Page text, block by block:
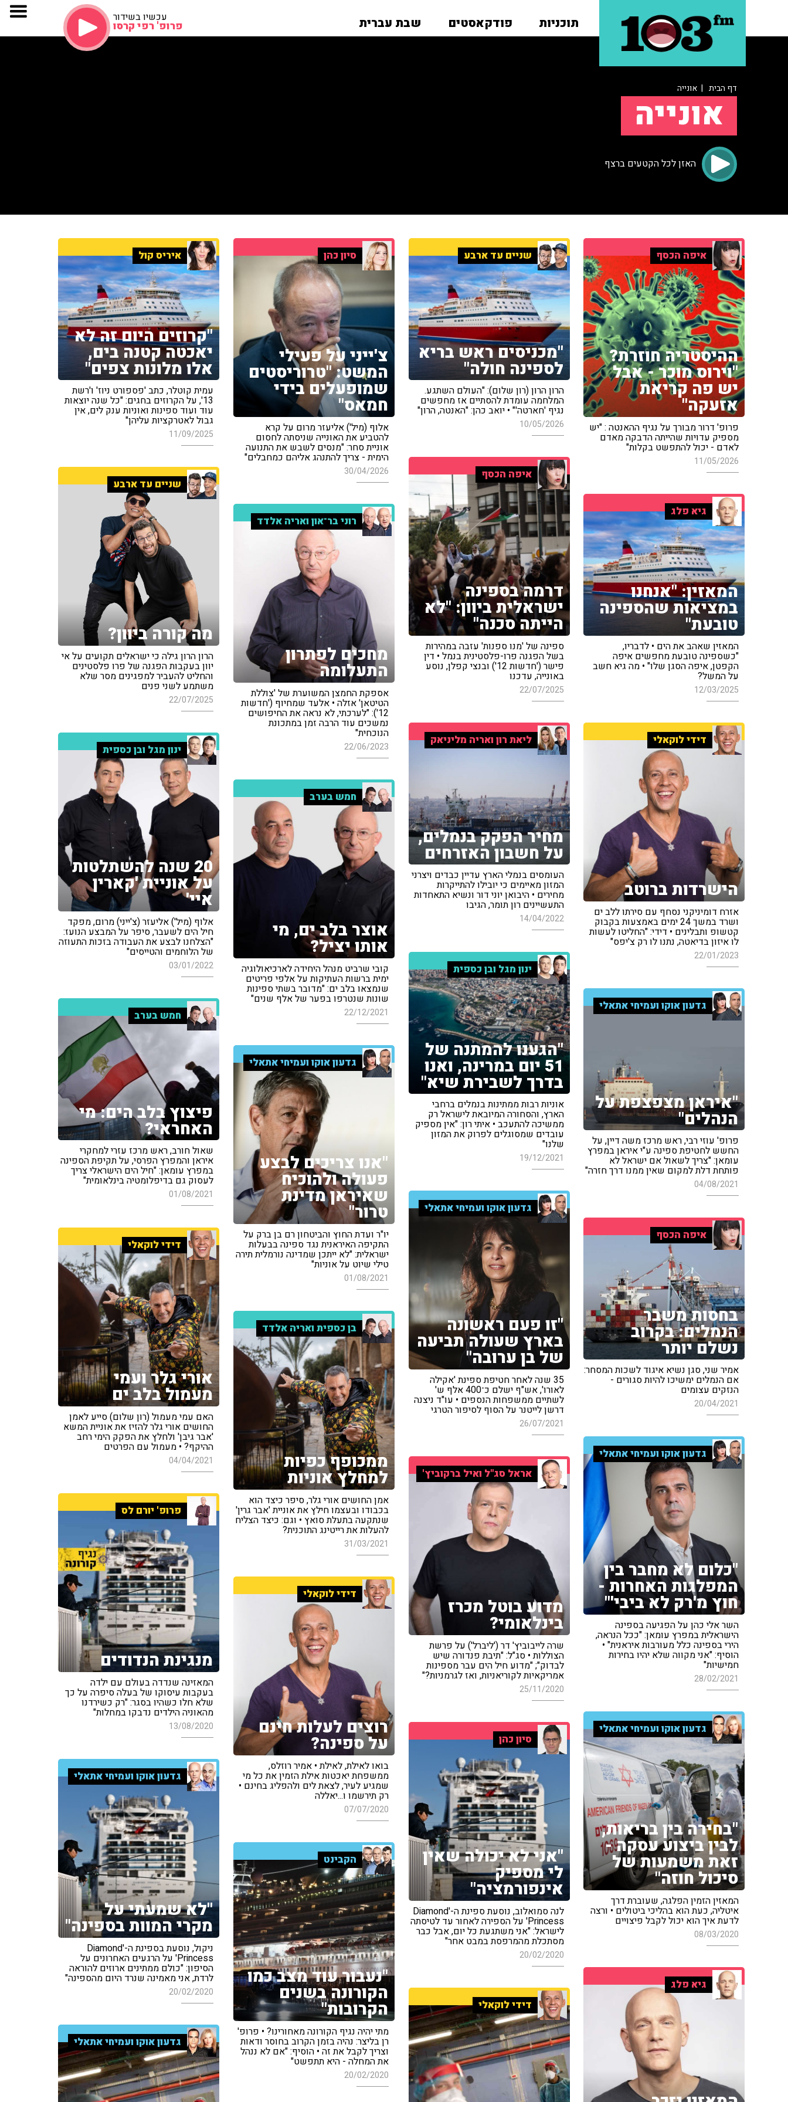
תוכניות פודקאסטים שבת עברית עכשיו בשידור
פרופ' רפי קרסו
דף הבית | אונייה
אונייה
האזן לכל הקטעים ברצף
איפה הכסף
ההיסטריה חוזרת?
"וירוס מוכר - אבל
יש פה קריאת
אזעקה"
פרופ' דרור מבורך על נגיף ההאנטה : "יש
מספיק עדויות שהייתה הדבקה מאדם
לאדם - יכול להתפשט בקלות"
11/05/2026
שניים עד ארבע
"מכניסים ראש בריא
לספינה חולה"
הרון הרון (רון שלום): "העולם השתגע.
המלחמה עומדת להסתיים אז מחפשים
נגיף 'חארטה'" • יואב כהן: "האנטה, הרון"
10/05/2026
סיון כהן
צ'ייני על פעילי
המשט: "טרוריסטים
שמופעלים בידי
חמאס"
אלוף (מיל') אליעזר מרום על קרא
להטביע את האונייה שניסתה לחסום
אוניית סחר: "מנסים לשבש את התנועה
הימית - צריך להתנהג אליהם כמחבלים"
30/04/2026
איריס קול
"קרוזים היום זה לא
יאכטה קטנה בים,
אלו מלונות צפים"
עמית קוטלר, כתב 'פספורט ניוז' ו'רשת
13', על הקרוזים בחגים: "כל שנה יוצאות
עוד ועוד ספינות ואוניות ענק לים, אין
גבול לאטרקציות עליהן"
11/09/2025
איפה הכסף
דרמה בספינה
ישראלית ביוון: "לא
הייתה סכנה"
ספינה של 'מנו ספנות' עזבה במהירות
בשל הפגנה פרו-פלסטינית בנמל • דין
פישר ('חדשות 12') ובנצי קפלן, נוסע
באונייה, עדכנו
22/07/2025
שניים עד ארבע
מה קורה ביוון?
הרון הרון גילה כי ישראלים תקועים על אי
יוון בעקבות הפגנה של פרו פלסטינים
והחליט להעביר למפגינים מסר שלא
משתמע לשני פנים
22/07/2025
גיא פלג
המאזין: "אנחנו
במציאות שהספינה
טובעת"
המאזין שאהב את הים • לדבריו,
"כשספינה טובעת מחפשים איפה
הקפטן, איפה הסגן שלו" • מה גיא חשב
על המשל?
12/03/2025
רוני בר־און ואריה אלדד
מחכים לפתרון
התעלומה
אספקת החמצן המשוערת של 'צוללת
הטיטאן' אזלה • אלעד שמחיוף ('חדשות
12'): "לערכתי, לא נראה את החיפושים
נמשכים עוד הרבה זמן במתכונת
הנוכחית"
22/06/2023 דידי לוקאלי
הישרדות ברוטב
אזרח דומיניקני נסחף עם סירתו ללב ים
ושרד במשך 24 ימים באמצעות בקבוק
קטשופ ותבלינים • דידי: "החליטו לעשות
לו איזון בדיאטה, נתנו לו רק צ'יפס"
22/01/2023
ליאת רון ואריה מליניאק
מחיר הפקק בנמלים,
על חשבון האזרחים
העומסים בנמלי הארץ עדיין כבדים ויצרני
המזון מאיימים כי יובילו להתייקרות
מחירים • היבואן יוני דור ונשיא התאחדות
התעשיינים רון תומר, הגיבו
14/04/2022
ינון מגל ובן כספית
20 שנה להשתלטות
על אוניית 'קארין
איי'
אלוף (מיל') אליעזר (צ'ייני) מרום, מפקד
חיל הים לשעבר, סיפר על המבצע הנועז:
"הצלחנו לבצע את העבודה בזכות התעוזה
של הלוחמים והטייסים"
03/01/2022
חמש בערב
אוצר בלב ים, מי
אותו יציל?
קובי שרביט מנהל היחידה לארכיאולוגיה
ימית ברשות העתיקות על אלפי פריטים
שנמצאו בלב ים: "מדובר בשתי ספינות
שונות שנטרפו בפער של אלף שנים"
22/12/2021
ינון מגל ובן כספית
"הגענו להמתנה של
51 יום במרינה, ואנו
בדרך לשבירת שיא"
אוניות רבות ממתינות בנמלים ברחבי
הארץ, והסחורה המיובאת לישראל רק
ממשיכה להתעכב • איתי רון: "אין מספיק
עובדים שמסוגלים לפרוק את המזון
שלנו"
19/12/2021
גדעון אוקו ועמיחי אתאלי
"איראן מצפצפת על
הנהלים"
פרופ' עוזי רבי, ראש מרכז משה דיין, על
החשש לחטיפת ספינה ע"י איראן במפרץ
עומאן: "צריך לשאול אם ישראל לא
פותחת דלת למקום שאין ממנו דרך חזרה"
04/08/2021
חמש בערב
פיצוץ בלב הים: מי
האחראי?
שאול חורב, ראש מרכז עזרי למחקרי
איראן והמפרץ הפרסי, על תקיפת הספינה
במפרץ עומאן: "חיל הים הישראלי צריך
לעסוק גם בדיפלומטיה בינלאומית"
01/08/2021
גדעון אוקו ועמיחי אתאלי
"אנו צריכים לבצע
פעולה ולהוכיח
שאיראן מדינת
טרור"
יו"ר ועדת החוץ והביטחון רם בן ברק על
התקיפה האיראנית נגד ספינה בבעלות
ישראלית: "לא ייתכן שמדינה נורמלית תירה
טילי שיוט על אוניות"
01/08/2021
גדעון אוקו ועמיחי אתאלי
"זו פעם ראשונה
בארץ שעולה תביעה
של בן ערובה"
35 שנה לאחר חטיפת ספינת 'אקילה
לאורו', אש"ף ישלם כ־400 אלף ש'
לשתיים ממשפחות הנספים • עו"ד ניצנה
דרשן לייטנר על הסוף לסיפור הטרגי
26/07/2021
איפה הכסף
בחסות משבר
הנמלים: בקרוב
נשלם יותר
אמיר שני, סגן נשיא איגוד לשכות המסחר:
אם הנמלים ימשיכו להיות סגורים -
הנזקים עצומים
20/04/2021
דידי לוקאלי
אורי גלר ועמי
מעמול בלב ים
האם עמי מעמול (רון שלום) סייע לאמן
החושים אורי גלר להזיז את אוניית המשא
'אבר גיבן' ולחלץ את הפקק הימי רחב
ההיקף? • מעמול עם הפרטים
04/04/2021
בן כספית ואריה אלדד
ממכופף כפיות
למחלץ אוניות
אמן החושים אורי גלר, סיפר כיצד הוא
בכבודו ובעצמו חילץ את אוניית 'אבר גרין'
שנתקעה בתעלת סואץ • וגם: כיצד הצליח
להעלות את רייטינג התוכנית?
31/03/2021
גדעון אוקו ועמיחי אתאלי
"כלום לא מחבר בין
המפלגות האחרות -
חוץ מ'רק לא ביבי'"
השר אלי כהן על הפגיעה בספינה
הישראלית במפרץ עומאן: "ככל הנראה,
הירי בספינה כלל מעורבות איראנית" •
הוסיף: "אני מקווה שלא יהיו בחירות
חמישיות"
28/02/2021
אראל סג"ל ואיל ברקוביץ'
מדוע בוטל מכרז
בינלאומי?
שרה לייבוביץ' דר ('ליברל') על פרשת
הצוללות • סג"ל: "תיבת פנדורה שיש
לבדוק"; "מדוע חיל הים עבר מספינות
אמריקאיות לקוריאניות, ואז לגרמניות?"
25/11/2020
פרופ' יורם לס
מנגינת הנדודים
המאזינה שנדדה בעולם עם ילדה
בעקבות עיסוקו של בעלה סיפרה על כך
שלא חלו כשהיו בסגר: "רק כשירדנו
מהאוניה הילדים נדבקו במחלות"
13/08/2020
דידי לוקאלי
רוצים לעלות חינם
על ספינה?
בואו לאילת, לאילת • אמיר רוזלס,
ממשפחת יאכטות אילת הזמין את כל מי
שמגיע לעיר, לצאת לים ולהפליג בחינם •
רק תירשמו ו...יאללה
07/07/2020
גדעון אוקו ועמיחי אתאלי
"בחירה בין בריאות,
לבין ביצוע עסקה -
זאת משמעות של
סיכול חוזה"
המאזין הזמין הפלגה, שעוברת דרך
איטליה, כעת הוא בהליכי ביטולים • ורצה
לדעת איך הוא יכול לקבל פיצויים
08/03/2020
סיון כהן
"אני לא יכולה שאין
לי מספיק
אינפורמציה"
לנה סמואלוב, נוסעת ספינת ה-'Diamond
Princess' על הספירה לאחור עד לטיסתה
לישראל: "אני משתגעת כל יום, אבל כבר
מסתכלת מהמרפסת במבט אחר"
20/02/2020
גדעון אוקו ועמיחי אתאלי
"לא שמעתי על
מקרי המוות בספינה"
ניקול, נוסעת בספינת ה-'Diamond
Princess' על הרגעים האחרונים על
הסיפון: "כולם ממתינים ארוזים להוראה
לרדת, אני מאמינה שנרד היום מהספינה"
20/02/2020
הקבינט
"נעבור עוד מצב כמו
הקורונה בשנים
הקרובות"
מתי יהיה נגיף הקורונה מאחורינו? • פרופ'
רן בליצר: נהיה בזמן הקרוב בחוסר ודאות
וצריך לקבל את זה • הוסיף: "אם לא ננהל
את המחלה - היא תתפשט"
20/02/2020
גיא פלג
דידי לוקאלי
גדעון אוקו ועמיחי אתאלי